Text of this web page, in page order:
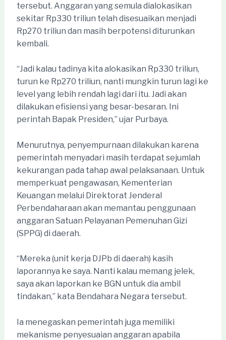
tersebut. Anggaran yang semula dialokasikan
sekitar Rp330 triliun telah disesuaikan menjadi
Rp270 triliun dan masih berpotensi diturunkan
kembali.
“Jadi kalau tadinya kita alokasikan Rp330 triliun,
turun ke Rp270 triliun, nanti mungkin turun lagi ke
level yang lebih rendah lagi dari itu. Jadi akan
dilakukan efisiensi yang besar-besaran. Ini
perintah Bapak Presiden,” ujar Purbaya.
Menurutnya, penyempurnaan dilakukan karena
pemerintah menyadari masih terdapat sejumlah
kekurangan pada tahap awal pelaksanaan. Untuk
memperkuat pengawasan, Kementerian
Keuangan melalui Direktorat Jenderal
Perbendaharaan akan memantau penggunaan
anggaran Satuan Pelayanan Pemenuhan Gizi
(SPPG) di daerah.
“Mereka (unit kerja DJPb di daerah) kasih
laporannya ke saya. Nanti kalau memang jelek,
saya akan laporkan ke BGN untuk dia ambil
tindakan,” kata Bendahara Negara tersebut.
Ia menegaskan pemerintah juga memiliki
mekanisme penyesuaian anggaran apabila